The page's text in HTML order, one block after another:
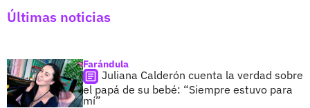
Últimas noticias
Farándula
Juliana Calderón cuenta la verdad sobre
el papá de su bebé: “Siempre estuvo para
mí”